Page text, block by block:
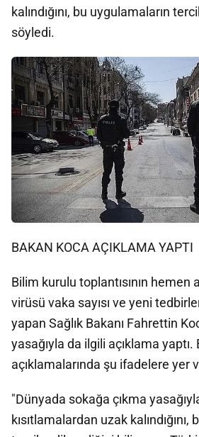
kalındığını, bu uygulamaların
söyledi.
BAKAN KOCA AÇIKLAMA YAPTI
Bilim kurulu toplantısının hemen
virüsü vaka sayısı ve yeni
yapan Sağlık Bakanı Fahrettin
yasağıyla da ilgili açıklama yaptı.
açıklamalarında şu ifadelere yer
"Dünyada sokağa çıkma
kısıtlamalardan uzak